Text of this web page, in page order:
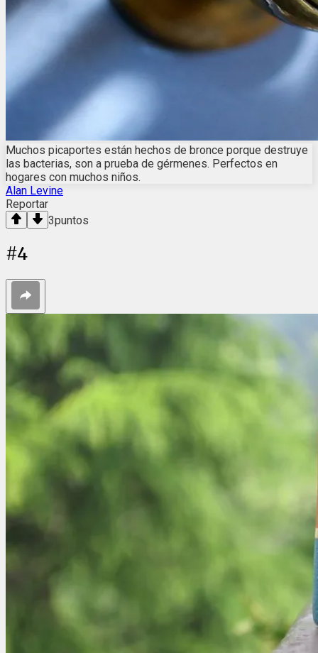
Muchos picaportes están hechos de bronce porque destruye
las bacterias, son a prueba de gérmenes. Perfectos en
hogares con muchos niños.
Alan Levine
Reportar
3puntos
#4